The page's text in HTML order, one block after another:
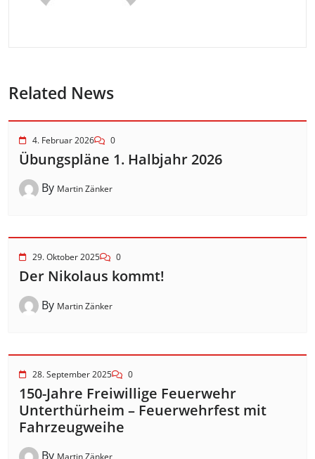
Related News
4. Februar 2026 0
Übungspläne 1. Halbjahr 2026
By Martin Zänker
29. Oktober 2025 0
Der Nikolaus kommt!
By Martin Zänker
28. September 2025 0
150-Jahre Freiwillige Feuerwehr
Unterthürheim – Feuerwehrfest mit
Fahrzeugweihe
By Martin Zänker